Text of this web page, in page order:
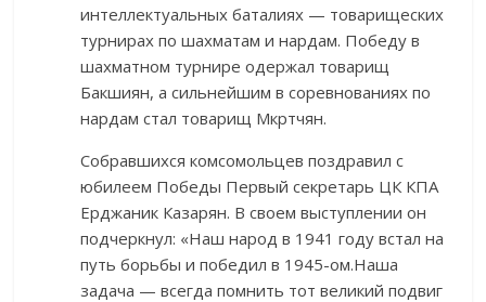
интеллектуальных баталиях — товарищеских
турнирах по шахматам и нардам. Победу в
шахматном турнире одержал товарищ
Бакшиян, а сильнейшим в соревнованиях по
нардам стал товарищ Мкртчян.
Собравшихся комсомольцев поздравил с
юбилеем Победы Первый секретарь ЦК КПА
Ерджаник Казарян. В своем выступлении он
подчеркнул: «Наш народ в 1941 году встал на
путь борьбы и победил в 1945-ом.Наша
задача — всегда помнить тот великий подвиг